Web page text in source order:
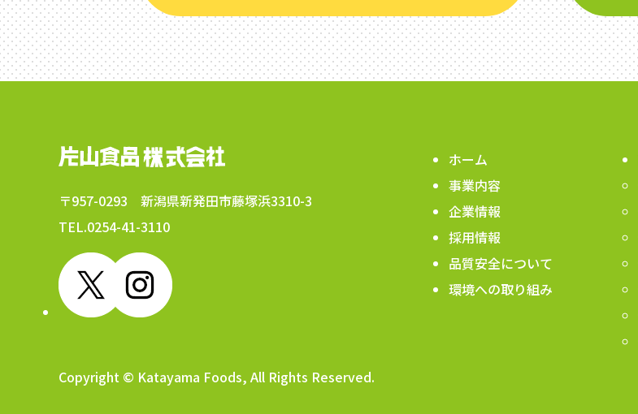
〒957-0293 新潟県新発田市藤塚浜3310-3
TEL.0254-41-3110
ホーム
事業内容
企業情報
採用情報
品質安全について
環境への取り組み
Copyright © Katayama Foods, All Rights Reserved.